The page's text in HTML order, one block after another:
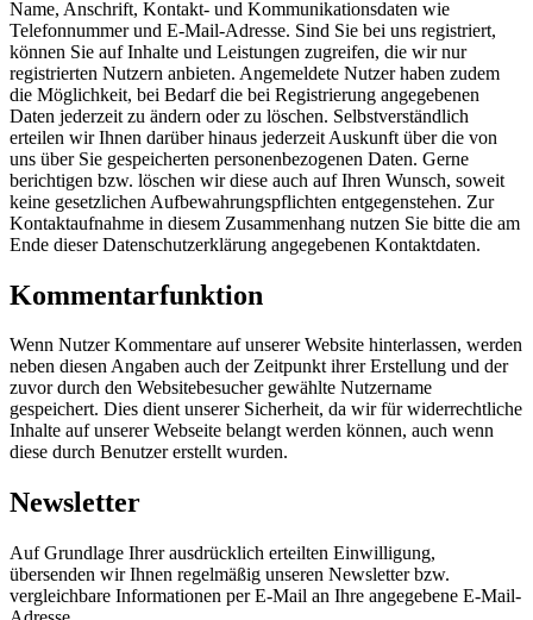
Name, Anschrift, Kontakt- und Kommunikationsdaten wie
Telefonnummer und E-Mail-Adresse. Sind Sie bei uns registriert,
können Sie auf Inhalte und Leistungen zugreifen, die wir nur
registrierten Nutzern anbieten. Angemeldete Nutzer haben zudem
die Möglichkeit, bei Bedarf die bei Registrierung angegebenen
Daten jederzeit zu ändern oder zu löschen. Selbstverständlich
erteilen wir Ihnen darüber hinaus jederzeit Auskunft über die von
uns über Sie gespeicherten personenbezogenen Daten. Gerne
berichtigen bzw. löschen wir diese auch auf Ihren Wunsch, soweit
keine gesetzlichen Aufbewahrungspflichten entgegenstehen. Zur
Kontaktaufnahme in diesem Zusammenhang nutzen Sie bitte die am
Ende dieser Datenschutzerklärung angegebenen Kontaktdaten.
Kommentarfunktion
Wenn Nutzer Kommentare auf unserer Website hinterlassen, werden
neben diesen Angaben auch der Zeitpunkt ihrer Erstellung und der
zuvor durch den Websitebesucher gewählte Nutzername
gespeichert. Dies dient unserer Sicherheit, da wir für widerrechtliche
Inhalte auf unserer Webseite belangt werden können, auch wenn
diese durch Benutzer erstellt wurden.
Newsletter
Auf Grundlage Ihrer ausdrücklich erteilten Einwilligung,
übersenden wir Ihnen regelmäßig unseren Newsletter bzw.
vergleichbare Informationen per E-Mail an Ihre angegebene E-Mail-